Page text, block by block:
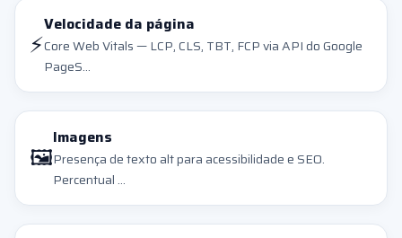
⚡
Velocidade da página
Core Web Vitals — LCP, CLS, TBT, FCP via API do Google
PageS...
🖼️
Imagens
Presença de texto alt para acessibilidade e SEO.
Percentual ...